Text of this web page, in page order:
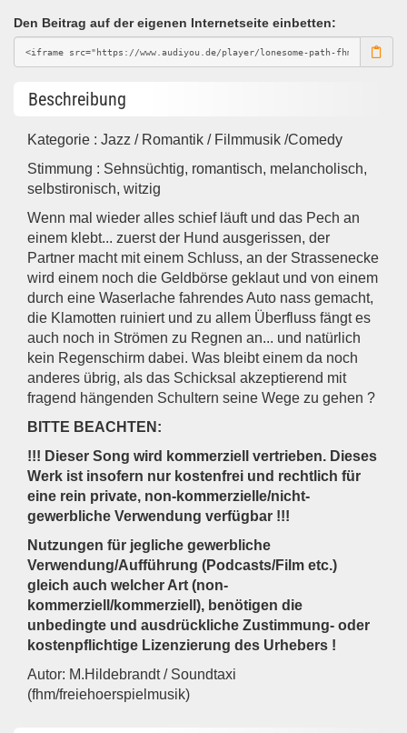
Den Beitrag auf der eigenen Internetseite einbetten:
Beschreibung
Kategorie : Jazz / Romantik / Filmmusik /Comedy
Stimmung : Sehnsüchtig, romantisch, melancholisch,
selbstironisch, witzig
Wenn mal wieder alles schief läuft und das Pech an
einem klebt... zuerst der Hund ausgerissen, der
Partner macht mit einem Schluss, an der Strassenecke
wird einem noch die Geldbörse geklaut und von einem
durch eine Waserlache fahrendes Auto nass gemacht,
die Klamotten ruiniert und zu allem Überfluss fängt es
auch noch in Strömen zu Regnen an... und natürlich
kein Regenschirm dabei. Was bleibt einem da noch
anderes übrig, als das Schicksal akzeptierend mit
fragend hängenden Schultern seine Wege zu gehen ?
BITTE BEACHTEN:
!!! Dieser Song wird kommerziell vertrieben. Dieses
Werk ist insofern nur kostenfrei und rechtlich für
eine rein private, non-kommerzielle/nicht-
gewerbliche Verwendung verfügbar !!!
Nutzungen für jegliche gewerbliche
Verwendung/Aufführung (Podcasts/Film etc.)
gleich auch welcher Art (non-
kommerziell/kommerziell), benötigen die
unbedingte und ausdrückliche Zustimmung- oder
kostenpflichtige Lizenzierung des Urhebers !
Autor: M.Hildebrandt / Soundtaxi
(fhm/freiehoerspielmusik)